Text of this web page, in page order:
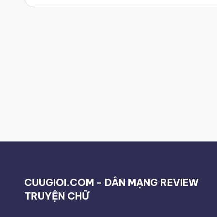
CUUGIOI.COM - DÂN MẠNG REVIEW
TRUYỆN CHỮ